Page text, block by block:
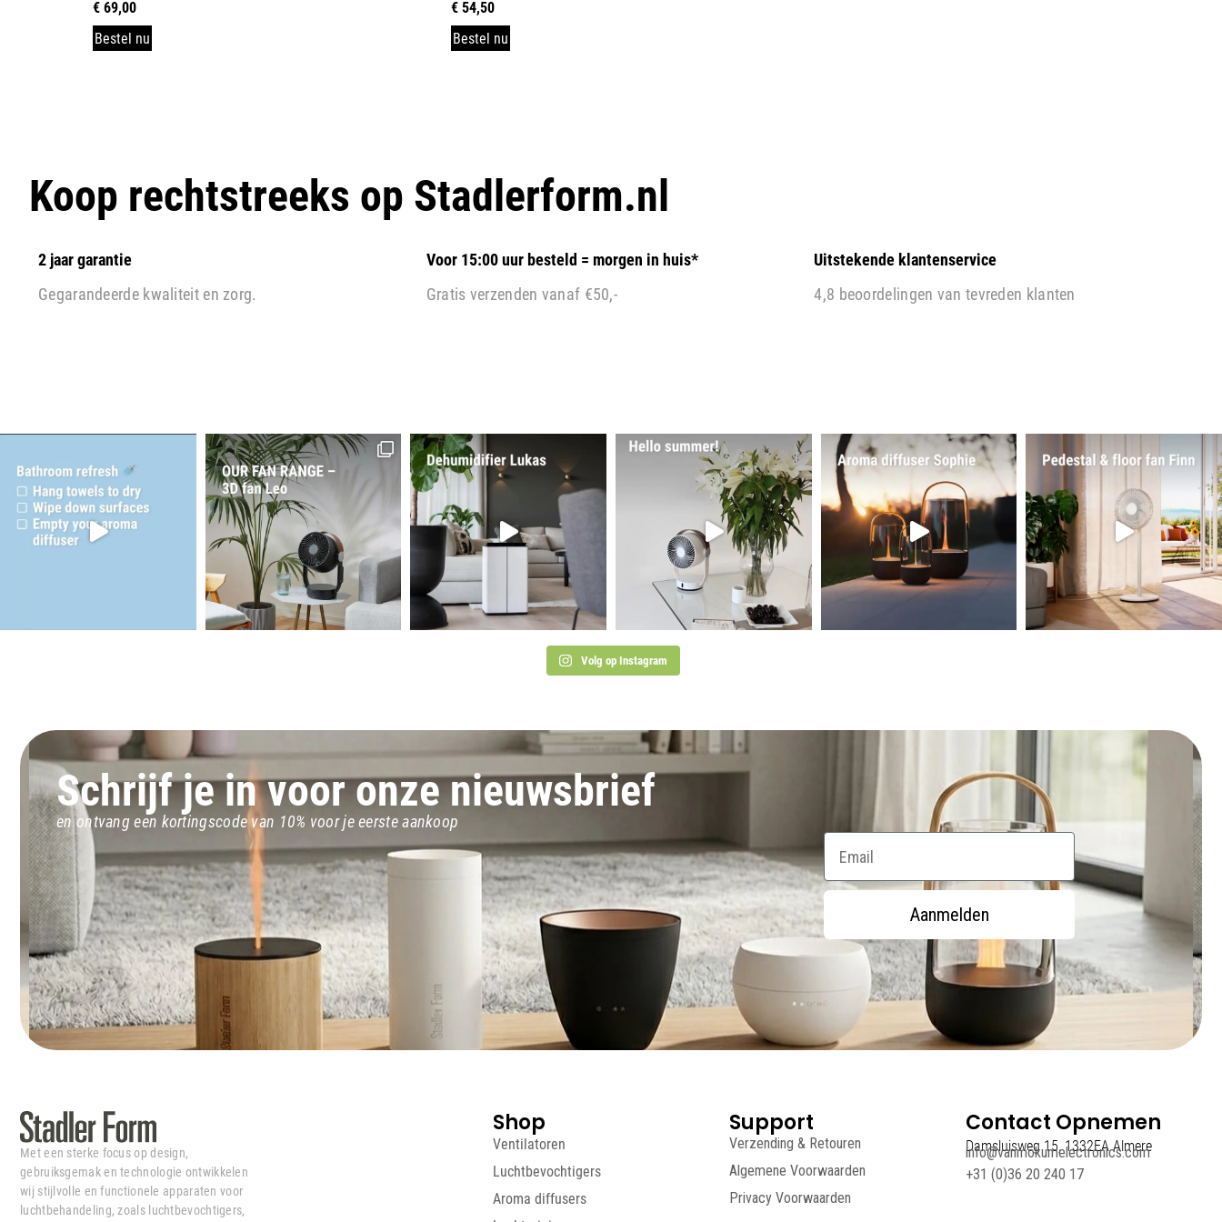
€69,00
Bestel nu
€54,50
Bestel nu
Koop rechtstreeks op Stadlerform.nl
2 jaar garantie
Gegarandeerde kwaliteit en zorg.
Voor 15:00 uur besteld = morgen in huis*
Gratis verzenden vanaf €50,-
Uitstekende klantenservice
4,8 beoordelingen van tevreden klanten
Volg op Instagram
Schrijf je in voor onze nieuwsbrief
en ontvang een kortingscode van 10% voor je eerste aankoop
Email
Aanmelden
Met een sterke focus op design,
gebruiksgemak en technologie ontwikkelen
wij stijlvolle en functionele apparaten voor
luchtbehandeling, zoals luchtbevochtigers,
Shop
Ventilatoren
Luchtbevochtigers
Aroma diffusers
Support
Verzending & Retouren
Algemene Voorwaarden
Privacy Voorwaarden
Contact Opnemen
Damsluisweg 15, 1332EA Almere
info@vanmokumelectronics.com
+31 (0)36 20 240 17